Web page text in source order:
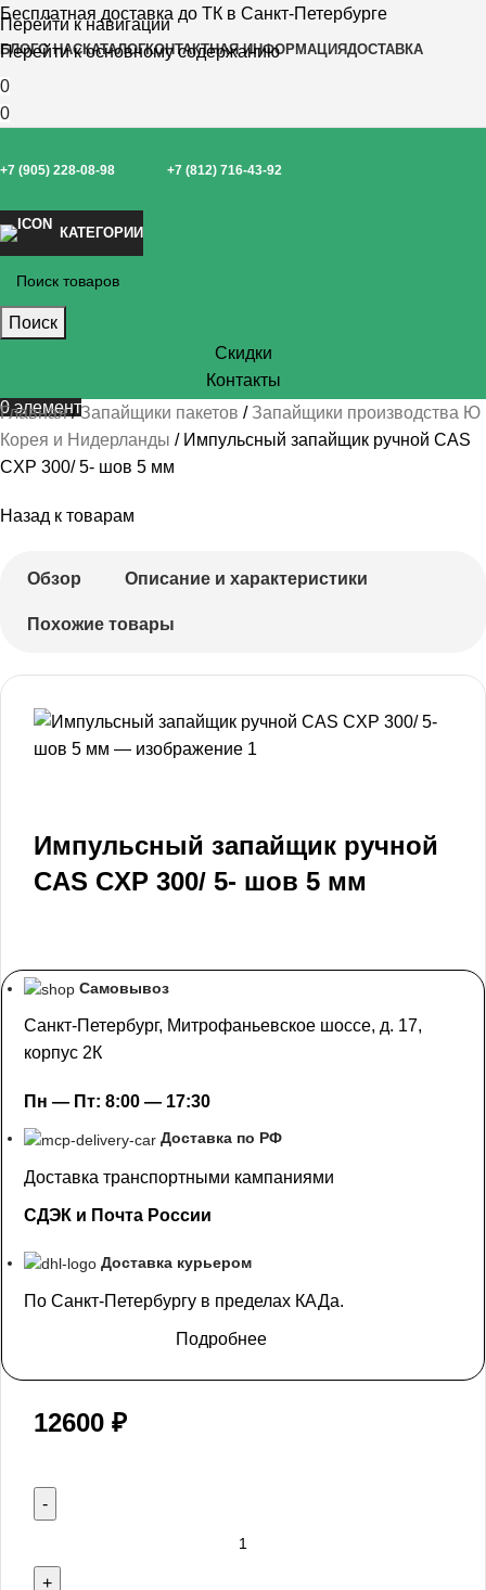
Перейти к навигации
Перейти к основному содержанию
Бесплатная доставка до ТК в Санкт-Петербурге
БЛОГО НАСКАТАЛОГКОНТАКТНАЯ ИНФОРМАЦИЯДОСТАВКА
0
0
+7 (905) 228-08-98 +7 (812) 716-43-92
КАТЕГОРИИ
Поиск
Скидки
Контакты
0элемент
Главная Запайщики пакетов
Запайщики производства Ю
Корея и Нидерланды
Импульсный запайщик ручной CAS
CXP 300/ 5- шов 5 мм
Назад к товарам
Обзор Описание и характеристики
Похожие товары
Импульсный запайщик ручной
CAS CXP 300/ 5- шов 5 мм
Самовывоз
Санкт-Петербург, Митрофаньевское шоссе, д. 17,
корпус 2К
Пн — Пт: 8:00 — 17:30
Доставка по РФ
Доставка транспортными кампаниями
СДЭК и Почта России
Доставка курьером
По Санкт-Петербургу в пределах КАДа.
Подробнее
12600 ₽